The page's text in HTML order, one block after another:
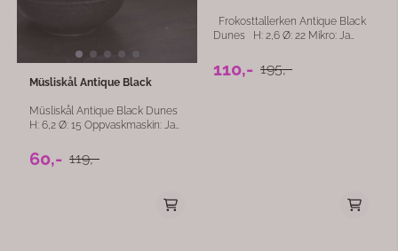
Müsliskål Antique Black
Müsliskål Antique Black Dunes
H: 6,2 Ø: 15 Oppvaskmaskin: Ja
60,- 119,-
Dunes H: 2,6 Ø: 22 Mikro: Ja
110,- 195,-